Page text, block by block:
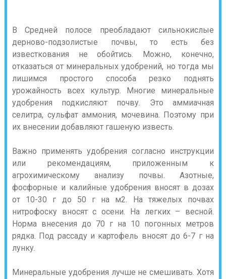
В Средней полосе преобладают сильнокислые
дерново-подзолистые почвы, то есть без
известкования не обойтись. Можно, конечно,
отказаться от минеральных удобрений, но тогда мы
лишимся простого способа резко поднять
урожайность всех культур. Многие минеральные
удобрения подкисляют почву. Это аммиачная
селитра, сульфат аммония, мочевина. Поэтому при
их внесении добавляют гашеную известь.
Важно применять удобрения согласно инструкции
или рекомендациям, приложенным к
агрохимическому анализу почвы. Азотные,
фосфорные и калийные удобрения вносят в дозах
от 10-30 г до 50 г на м2. На тяжелых почвах
нитрофоску вносят с осени. На легких – весной.
Норма внесения до 70 г на 10 погонных метров
рядка. Под рассаду и картофель вносят до 6-7 г на
лунку.
Минеральные удобрения лучше не смешивать. Хотя